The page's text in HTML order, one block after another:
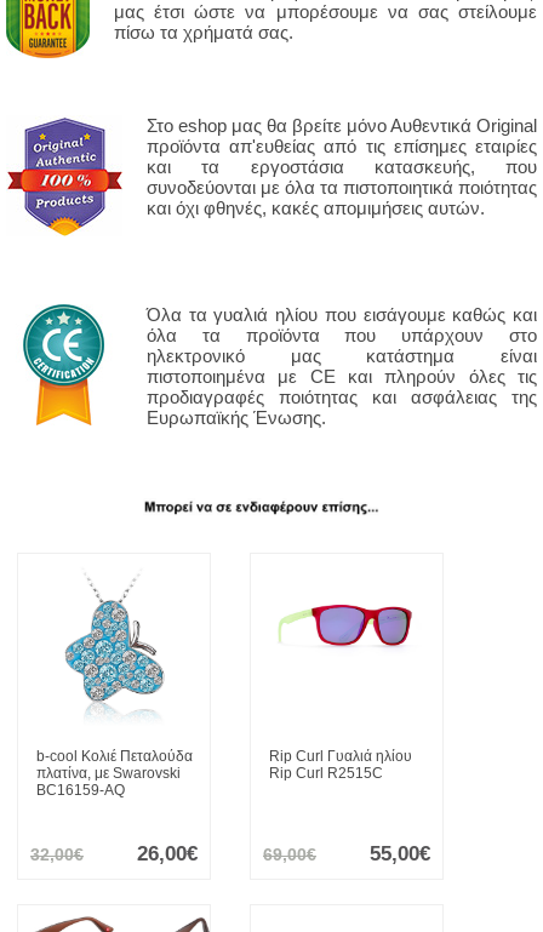
μας έτσι ώστε να μπορέσουμε να σας στείλουμε
πίσω τα χρήματά σας.
Στο eshop μας θα βρείτε μόνο Αυθεντικά Original
προϊόντα απ'ευθείας από τις επίσημες εταιρίες
και τα εργοστάσια κατασκευής, που
συνοδεύονται με όλα τα πιστοποιητικά ποιότητας
και όχι φθηνές, κακές απομιμήσεις αυτών.
Όλα τα γυαλιά ηλίου που εισάγουμε καθώς και
όλα τα προϊόντα που υπάρχουν στο
ηλεκτρονικό μας κατάστημα είναι
πιστοποιημένα με CE και πληρούν όλες τις
προδιαγραφές ποιότητας και ασφάλειας της
Ευρωπαϊκής Ένωσης.
b-cool Κολιέ Πεταλούδα
πλατίνα, με Swarovski
BC16159-AQ
32,00€ 26,00€
Rip Curl Γυαλιά ηλίου
Rip Curl R2515C
69,00€ 55,00€